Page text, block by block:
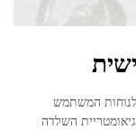
המשתמש
השלדה